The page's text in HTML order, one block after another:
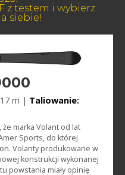
z testem i wybierz
siebie!
17 m | Taliowanie:
marka Volant od lat
Sports, do której
Volanty produkowane w
konstrukcji wykonanej
powstania miały opinię